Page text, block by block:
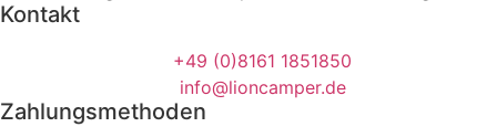
Kontakt
+49 (0)8161 1851850
info@lioncamper.de
Zahlungsmethoden